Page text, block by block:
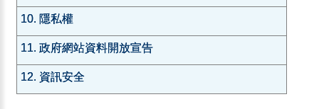
10. 隱私權
11. 政府網站資料開放宣告
12. 資訊安全